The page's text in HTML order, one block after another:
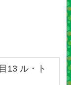
13 ル・ト